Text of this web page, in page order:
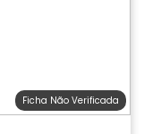
Ficha Não Verificada